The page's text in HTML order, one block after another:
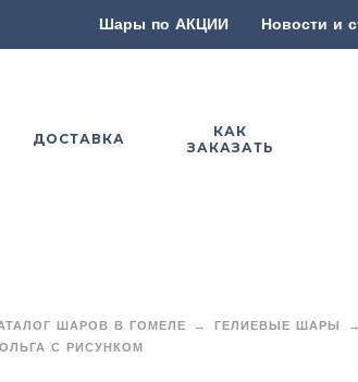
Шары по АКЦИИ Новости и
ДОСТАВКА
КАК
ЗАКАЗАТЬ
ШАРОВ В ГОМЕЛЕ
ГЕЛИЕВЫЕ ШАРЫ
С РИСУНКОМ